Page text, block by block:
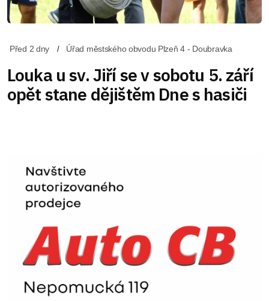
Před 2 dny Úřad městského obvodu Plzeň 4 - Doubravka
Louka u sv. Jiří se v sobotu 5. září
opět stane dějištěm Dne s hasiči